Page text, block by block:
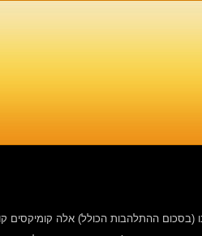
ההתלהבות הכולל) אלה קומיקסים